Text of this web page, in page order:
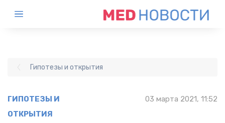
Гипотезы и открытия
ГИПОТЕЗЫ И
ОТКРЫТИЯ
03 марта 2021, 11:52